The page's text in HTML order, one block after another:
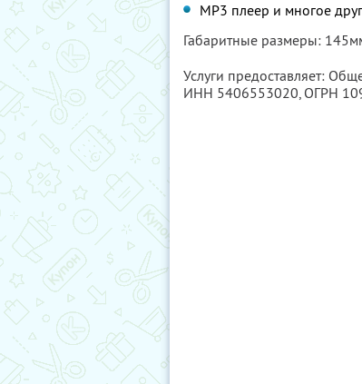
MP3 плеер и многое
Габаритные размеры:
Услуги предоставляет:
ИНН 5406553020, ОГРН